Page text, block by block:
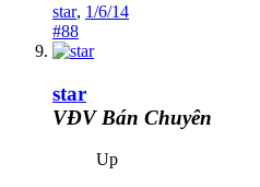
star, 1/6/14
#88
star
VĐV Bán Chuyên
Up